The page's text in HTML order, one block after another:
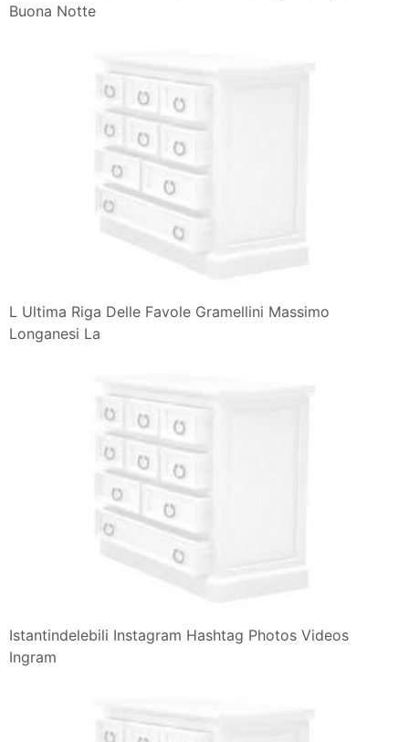
Buona Notte
L Ultima Riga Delle Favole Gramellini Massimo
Longanesi La
Istantindelebili Instagram Hashtag Photos Videos
Ingram